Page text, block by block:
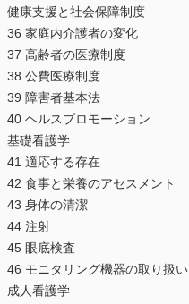
健康支援と社会保障制度
36 家庭内介護者の変化
37 高齢者の医療制度
38 公費医療制度
39 障害者基本法
40 ヘルスプロモーション
基礎看護学
41 適応する存在
42 食事と栄養のアセスメント
43 身体の清潔
44 注射
45 眼底検査
46 モニタリング機器の取り扱い
成人看護学